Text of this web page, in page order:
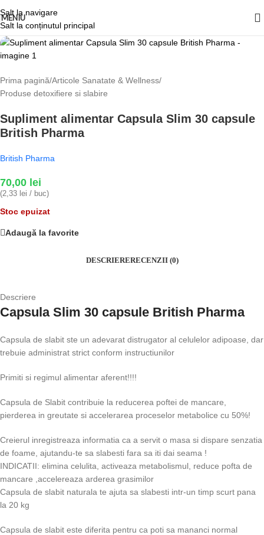
Salt la navigare
Salt la conținutul principal
MENIU
Stoc epuizat
Prima pagină/Articole Sanatate & Wellness/
Produse detoxifiere si slabire
Supliment alimentar Capsula Slim 30 capsule
British Pharma
British Pharma
70,00 lei
(2,33 lei / buc)
Stoc epuizat
Adaugă la favorite
DESCRIERERECENZII (0)
Descriere
Capsula Slim 30 capsule British Pharma
Capsula de slabit ste un adevarat distrugator al celulelor adipoase, dar
trebuie administrat strict conform instructiunilor
Primiti si regimul alimentar aferent!!!!
Capsula de Slabit contribuie la reducerea poftei de mancare,
pierderea in greutate si accelerarea proceselor metabolice cu 50%!
Creierul inregistreaza informatia ca a servit o masa si dispare senzatia
de foame, ajutandu-te sa slabesti fara sa iti dai seama !
INDICATII: elimina celulita, activeaza metabolismul, reduce pofta de
mancare ,accelereaza arderea grasimilor
Capsula de slabit naturala te ajuta sa slabesti intr-un timp scurt pana
la 20 kg
Capsula de slabit este diferita pentru ca poti sa mananci normal